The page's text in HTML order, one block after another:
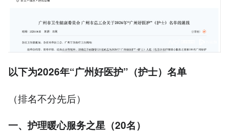
以下为2026年“广州好医护”（护士）名单
（排名不分先后）
一、护理暖心服务之星（20名）